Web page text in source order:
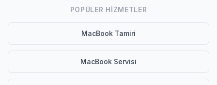
POPÜLER HIZMETLER
MacBook Tamiri
MacBook Servisi